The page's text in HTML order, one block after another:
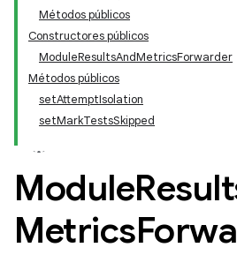
Métodos públicos
Constructores públicos
ModuleResultsAndMetricsForwarder
Métodos públicos
setAttemptIsolation
setMarkTestsSkipped
Module
Metrics